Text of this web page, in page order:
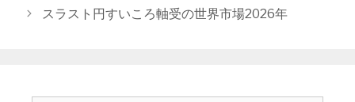
ー
スラスト円すいころ軸受の世界市場2026年